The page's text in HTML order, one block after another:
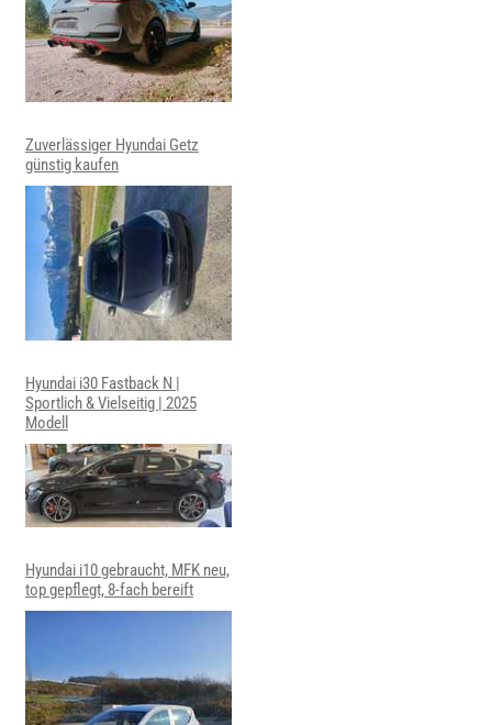
Zuverlässiger Hyundai Getz
günstig kaufen
Hyundai i30 Fastback N |
Sportlich & Vielseitig | 2025
Modell
Hyundai i10 gebraucht, MFK neu,
top gepflegt, 8-fach bereift